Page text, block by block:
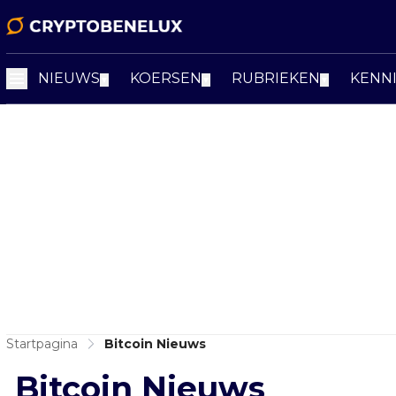
NIEUWS KOERSEN RUBRIEKEN
Startpagina Bitcoin Nieuws
Bitcoin Nieuws